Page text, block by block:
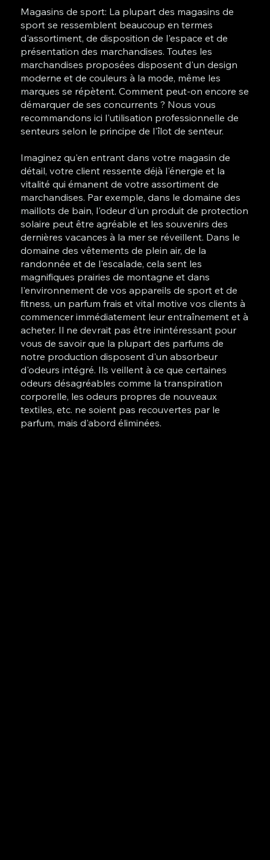
Magasins de sport: La plupart des magasins de
sport se ressemblent beaucoup en termes
d'assortiment, de disposition de l'espace et de
présentation des marchandises. Toutes les
marchandises proposées disposent d'un design
moderne et de couleurs à la mode, même les
marques se répètent. Comment peut-on encore se
démarquer de ses concurrents ? Nous vous
recommandons ici l'utilisation professionnelle de
senteurs selon le principe de l'îlot de senteur.
Imaginez qu'en entrant dans votre magasin de
détail, votre client ressente déjà l'énergie et la
vitalité qui émanent de votre assortiment de
marchandises. Par exemple, dans le domaine des
maillots de bain, l'odeur d'un produit de protection
solaire peut être agréable et les souvenirs des
dernières vacances à la mer se réveillent. Dans le
domaine des vêtements de plein air, de la
randonnée et de l'escalade, cela sent les
magnifiques prairies de montagne et dans
l'environnement de vos appareils de sport et de
fitness, un parfum frais et vital motive vos clients à
commencer immédiatement leur entraînement et à
acheter. Il ne devrait pas être inintéressant pour
vous de savoir que la plupart des parfums de
notre production disposent d'un absorbeur
d'odeurs intégré. Ils veillent à ce que certaines
odeurs désagréables comme la transpiration
corporelle, les odeurs propres de nouveaux
textiles, etc. ne soient pas recouvertes par le
parfum, mais d'abord éliminées.